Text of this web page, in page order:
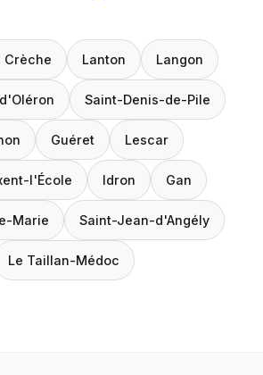
Crèche Lanton Langon
Saint-Denis-de-Pile
Guéret Lescar
l'École Idron Gan
Marie Saint-Jean-d'Angély
Le Taillan-Médoc